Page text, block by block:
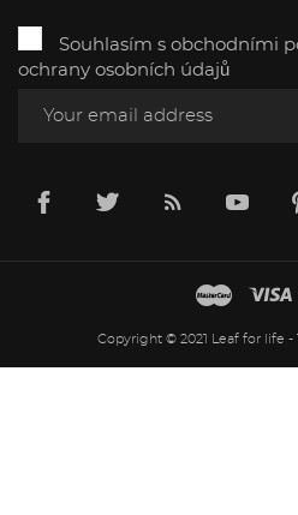
Souhlasím s obchodními
ochrany osobních údajů
Copyright © 2021 Leaf for life